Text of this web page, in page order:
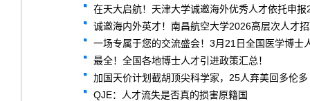
在天大启航！天津大学诚邀海外优秀人才依托申
诚邀海内外英才！南昌航空大学2026高层次人才
一场专属于您的交流盛会！3月21日全国医学博士
最全！全国各地博士人才引进政策汇总！
加国天价计划截胡顶尖科学家，25人弃美回多伦多
QJE：人才流失是否真的损害原籍国